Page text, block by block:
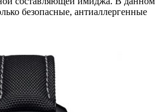
безопасные, антиаллергенные